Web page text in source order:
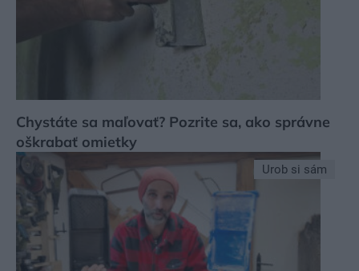
Chystáte sa maľovať? Pozrite sa, ako správne
oškrabať omietky
Urob si sám